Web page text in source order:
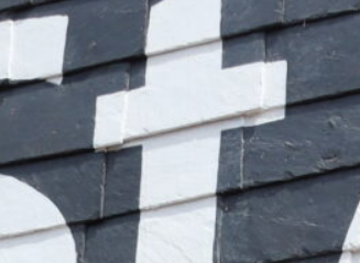
breiten Vertretung, welche Mitglieder der
der Linken Liste (LiLi) umfasst. Ergänzt
(GHG) und David Wagner (LiLi).
Idealist*innen, den JuSoS, der GHG
intensiver Verhandlungen konnte mit der
die von allen beteiligten
des AStA durch Stellen eines
die Gespräche nicht erfolgreich
seitens des SDS beendet.